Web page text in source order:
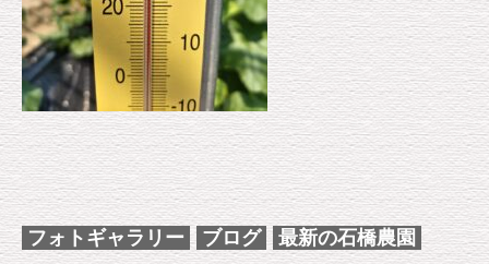
フォトギャラリー ブログ 最新の石橋農園